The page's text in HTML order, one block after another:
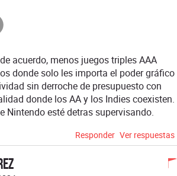
acuerdo, menos juegos triples AAA
donde solo les importa el poder gráfico
sin derroche de presupuesto con
donde los AA y los Indies coexisten.
Nintendo esté detras supervisando.
Responder Ver respuestas